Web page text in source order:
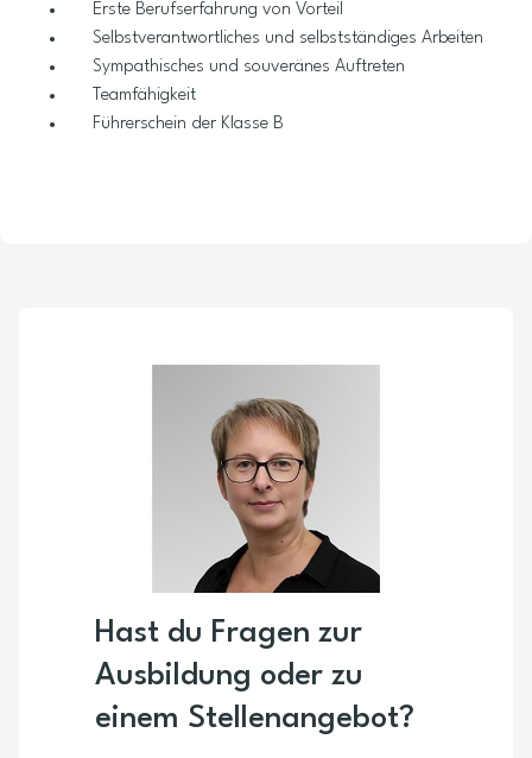
Erste Berufserfahrung von Vorteil
Selbstverantwortliches und selbstständiges Arbeiten
Sympathisches und souveränes Auftreten
Teamfähigkeit
Führerschein der Klasse B
Hast du Fragen zur
Ausbildung oder zu
einem Stellenangebot?